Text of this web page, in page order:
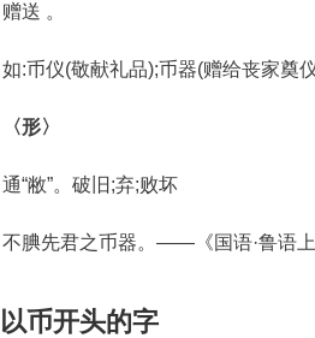
赠送 。
如:币仪(敬献礼品);币器(赠给丧家奠
〈形〉
通“敝”。破旧;弃;败坏
不腆先君之币器。——《国语·鲁语上
以币开头的字